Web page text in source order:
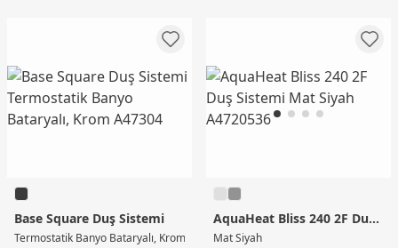
Base Square Duş Sistemi
Termostatik Banyo Bataryalı, Krom
AquaHeat Bliss 240 2F Duş Sistemi
Mat Siyah